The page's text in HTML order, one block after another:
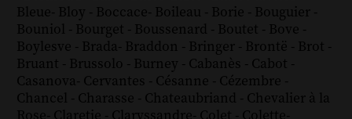
Bleue- Bloy - Boccace- Boileau - Borie - Bouguier -
Bouniol - Bourget - Boussenard - Boutet - Bove -
Boylesve - Brada- Braddon - Bringer - Brontë - Brot -
Bruant - Brussolo - Burney - Cabanès - Cabot -
Casanova- Cervantes - Césanne - Cézembre -
Chancel - Charasse - Chateaubriand - Chevalier à la